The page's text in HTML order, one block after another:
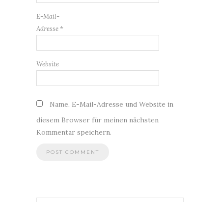
E-Mail-
Adresse *
Website
Name, E-Mail-Adresse und Website in
diesem Browser für meinen nächsten
Kommentar speichern.